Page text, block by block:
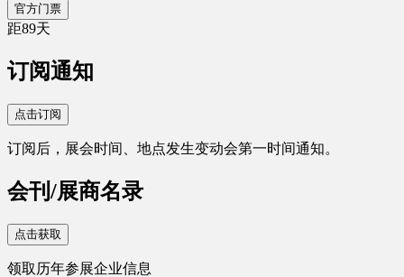
官方门票
距89天
订阅通知
点击订阅
订阅后，展会时间、地点发生变动会第一时间通知。
会刊/展商名录
点击获取
领取历年参展企业信息